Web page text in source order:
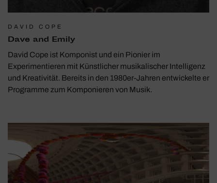
DAVID COPE
Dave and Emily
David Cope ist Komponist und ein Pionier im
Experimentieren mit Künstlicher musikalischer Intelligenz
und Kreativität. Bereits in den 1980er-Jahren entwickelte er
Programme zum Komponieren von Musik.